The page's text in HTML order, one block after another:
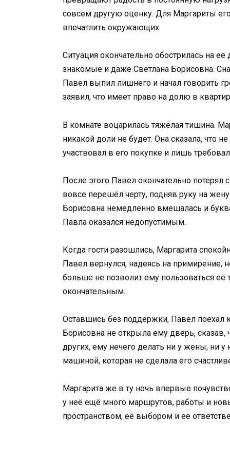
совсем другую оценку. Для Маргариты
впечатлить окружающих.
Ситуация окончательно обострилась на
знакомые и даже Светлана Борисовна.
Павел выпил лишнего и начал говорить
заявил, что имеет право на долю в
В комнате воцарилась тяжёлая тишина.
никакой доли не будет. Она сказала, что
участвовал в его покупке и лишь
После этого Павел окончательно потерял
вовсе перешёл черту, подняв руку на
Борисовна немедленно вмешалась и
Павла оказался недопустимым.
Когда гости разошлись, Маргарита
Павел вернулся, надеясь на примирение,
больше не позволит ему пользоваться
окончательным.
Оставшись без поддержки, Павел поехал
Борисовна не открыла ему дверь, сказав,
других, ему нечего делать ни у жены, ни
машиной, которая не сделала его
Маргарита же в ту ночь впервые
у неё ещё много маршрутов, работы и
пространством, её выбором и её